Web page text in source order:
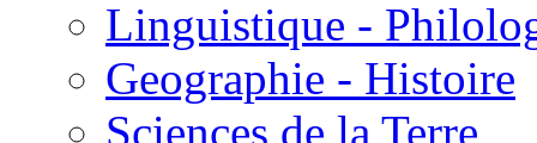
Linguistique -
Geographie - Histoire
Sciences de la Terre